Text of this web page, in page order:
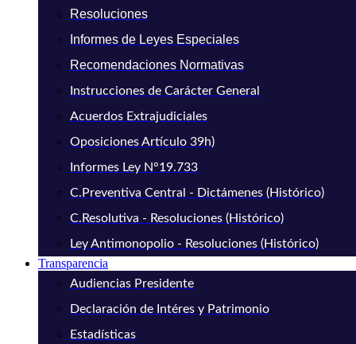
Resoluciones
Informes de Leyes Especiales
Recomendaciones Normativas
Instrucciones de Carácter General
Acuerdos Extrajudiciales
Oposiciones Artículo 39h)
Informes Ley N°19.733
C.Preventiva Central - Dictámenes (Histórico)
C.Resolutiva - Resoluciones (Histórico)
Ley Antimonopolio - Resoluciones (Histórico)
Transparencia
Audiencias Presidente
Declaración de Intéres y Patrimonio
Estadísticas